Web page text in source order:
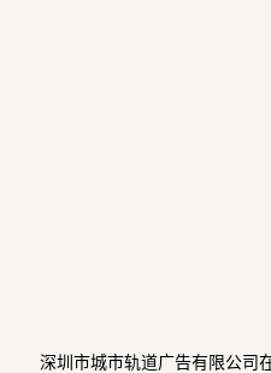
深圳市城市轨道广告有限公司